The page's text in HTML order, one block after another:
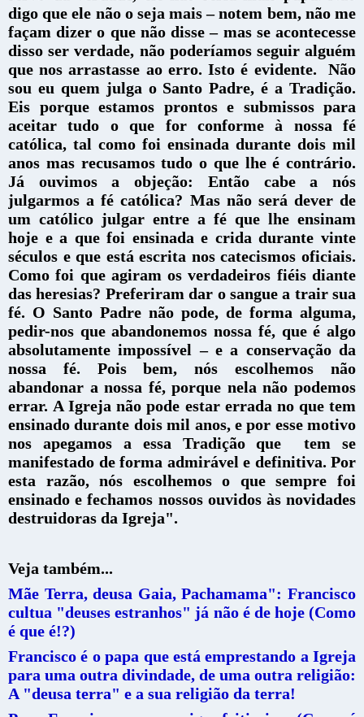
digo que ele não o seja mais – notem bem, não me
façam dizer o que não disse – mas se acontecesse
disso ser verdade, não poderíamos seguir alguém
que nos arrastasse ao erro. Isto é evidente.
Não
sou eu quem julga o Santo Padre, é a Tradição.
Eis porque estamos prontos e submissos para
aceitar tudo o que for conforme à nossa fé
católica, tal como foi ensinada durante dois mil
anos mas recusamos tudo o que lhe é contrário.
Já ouvimos a objeção: Então cabe a nós
julgarmos a fé católica? Mas não será dever de
um católico julgar entre a fé que lhe ensinam
hoje e a que foi ensinada e crida durante vinte
séculos e que está escrita nos catecismos oficiais.
Como foi que agiram os verdadeiros fiéis diante
das heresias? Preferiram dar o sangue a trair sua
fé. O Santo Padre não pode, de forma alguma,
pedir-nos que abandonemos nossa fé, que é algo
absolutamente impossível – e a conservação da
nossa fé. Pois bem, nós escolhemos não
abandonar a nossa fé, porque nela não podemos
errar. A Igreja não pode estar errada no que tem
ensinado durante dois mil anos, e por esse motivo
nos apegamos a essa Tradição que tem se
manifestado de forma admirável e definitiva. Por
esta razão, nós escolhemos o que sempre foi
ensinado e fechamos nossos ouvidos às novidades
destruidoras da Igreja".
Veja também...
Mãe Terra, deusa Gaia, Pachamama": Francisco
cultua "deuses estranhos" já não é de hoje (Como
é que é!?)
Francisco é o papa que está emprestando a Igreja
para uma outra divindade, de uma outra religião:
A "deusa terra" e a sua religião da terra!